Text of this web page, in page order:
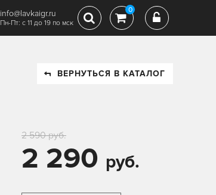
info@lavkaigr.ru
Пн-Пт: с 11 до 19 по мск
0
ВЕРНУТЬСЯ В КАТАЛОГ
2 290 руб.
2 590 руб.